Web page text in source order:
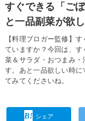
すぐできる「ご
と一品副菜が欲
【料理ブロガー監修】
ていますか？今回は、
菜＆サラダ・おつまみ
す。あと一品欲しい時
てみてくださいね。
シェア